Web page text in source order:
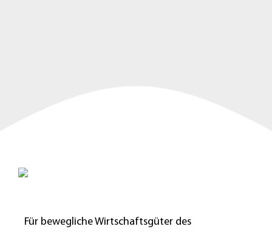
Für bewegliche Wirtschaftsgüter des